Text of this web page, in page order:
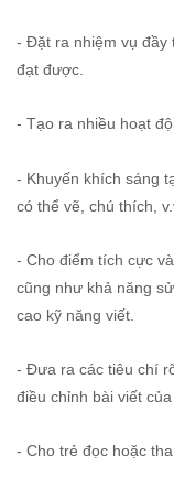
- Đặt ra nhiệm vụ đầy
đạt được.
- Tạo ra nhiều hoạt
- Khuyến khích sáng
có thể vẽ, chú thích,
- Cho điểm tích cực
cũng như khả năng
cao kỹ năng viết.
- Đưa ra các tiêu chí
điều chỉnh bài viết
- Cho trẻ đọc hoặc